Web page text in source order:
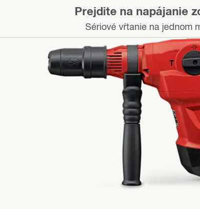
Prejdite na napájanie
Sériové vŕtanie na jednom